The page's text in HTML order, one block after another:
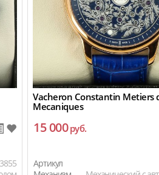
Vacheron Constantin Metiers
Mecaniques
15 000руб.
Артикул